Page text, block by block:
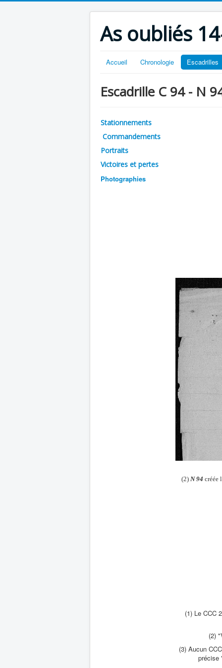
As oubliés
Accueil Chronologie Escadrilles
Escadrille C 94 - N
Stationnements
Commandements
Portraits
Victoires et pertes
Photographies
(2) N 94 créée
(1) Le CCC
(2)
(3) Aucun
précise